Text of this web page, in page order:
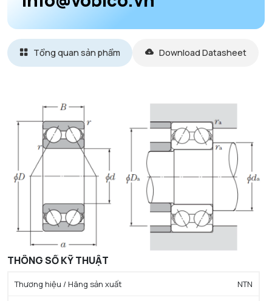
Tổng quan sản phẩm Download Datasheet
THÔNG SỐ KỸ THUẬT
Thương hiệu / Hãng sản xuất NTN